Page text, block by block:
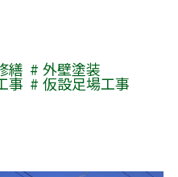
繕 外壁塗装
事
仮設足場工事